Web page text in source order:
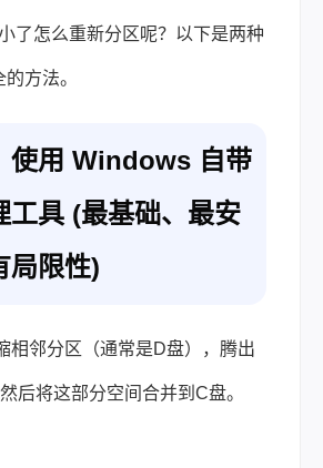
了怎么重新分区呢？以下是两种
方法。
使用 Windows 自带
工具 (最基础、最安
局限性)
相邻分区（通常是D盘），腾出
后将这部分空间合并到C盘。